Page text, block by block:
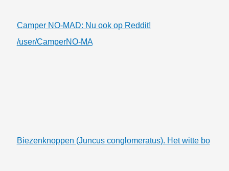
Camper NO-MAD: Nu ook op Reddit!
/user/CamperNO-MA
Biezenknoppen (Juncus conglomeratus). Het witte bo